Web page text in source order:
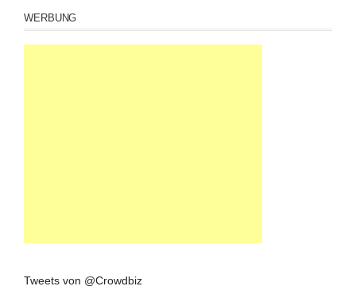
WERBUNG
Tweets von @Crowdbiz